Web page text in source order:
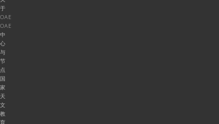
于
OAE
OAE
中
心
与
节
点
国
家
天
文
教
育